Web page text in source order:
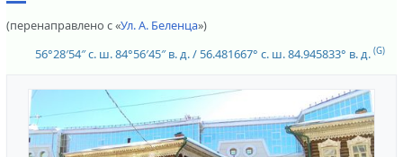
(перенаправлено с «Ул. А. Беленца»)
56°28′54″ с. ш.84°56′45″ в. д./ 56.481667° с. ш.84.945833° в. д. (G)